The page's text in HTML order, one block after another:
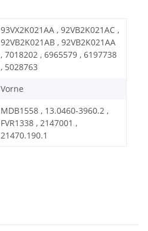
93VX2K021AA , 92VB2K021AC ,
92VB2K021AB , 92VB2K021AA
, 7018202 , 6965579 , 6197738
, 5028763
Vorne
MDB1558 , 13.0460-3960.2 ,
FVR1338 , 2147001 ,
21470.190.1